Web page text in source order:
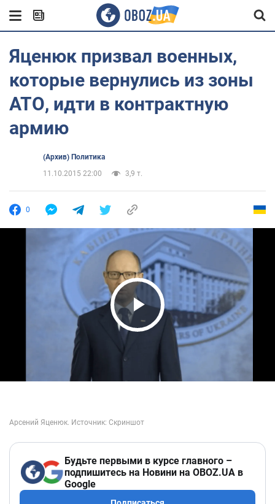
Яценюк призвал военных,
которые вернулись из зоны
АТО, идти в контрактную
армию
(Архив) Политика
11.10.2015 22:00
3,9 т.
0
Play Video
Будьте первыми в курсе главного –
подпишитесь на Новини на OBOZ.UA в
Google